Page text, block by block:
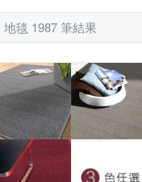
地毯 1987 筆結果